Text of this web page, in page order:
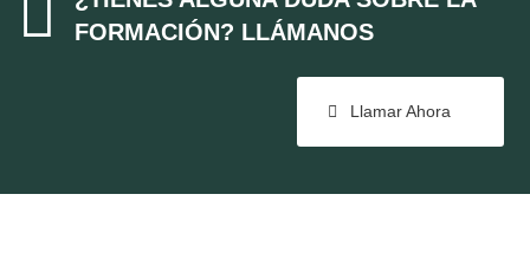

FORMACIÓN? LLÁMANOS
Llamar Ahora